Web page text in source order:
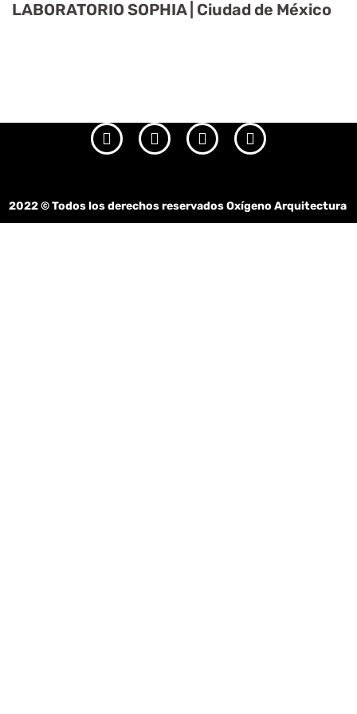
LABORATORIO SOPHIA | Ciudad de México
2022© Todos los derechos reservados Oxígeno Arquitectura